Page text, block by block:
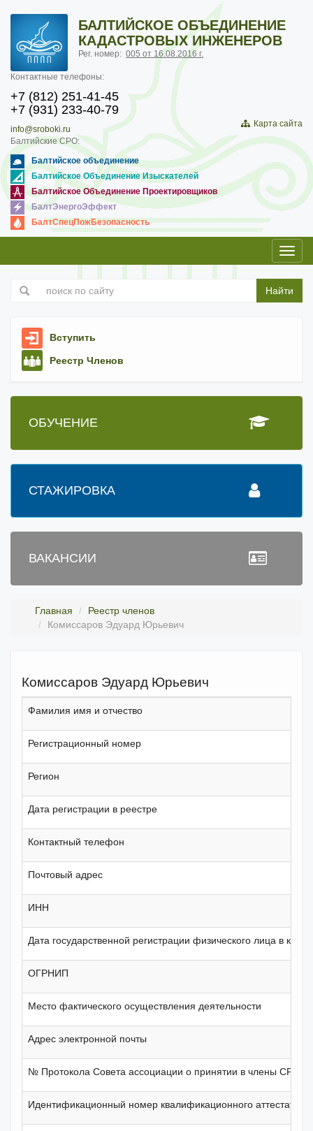
БАЛТИЙСКОЕ ОБЪЕДИНЕНИЕ
КАДАСТРОВЫХ ИНЖЕНЕРОВ
Рег. номер: 005 от 16.08.2016 г.
Контактные телефоны:
+7 (812) 251-41-45
+7 (931) 233-40-79
info@sroboki.ru
Карта сайта
Балтийские СРО:
Балтийское объединение
Балтийское Объединение Изыскателей
Балтийское Объединение Проектировщиков
БалтЭнергоЭффект
БалтСпецПожБезопасность
Найти
Вступить
Реестр Членов
ОБУЧЕНИЕ
СТАЖИРОВКА
ВАКАНСИИ
Главная
Реестр членов
Комиссаров Эдуард Юрьевич
Комиссаров Эдуард Юрьевич
Фамилия имя и отчество
Регистрационный номер
Регион
Дата регистрации в реестре
Контактный телефон
Почтовый адрес
ИНН
Дата государственной регистрации физического лица в
ОГРНИП
Место фактического осуществления деятельности
Адрес электронной почты
№ Протокола Совета ассоциации о принятии в члены СРО
Идентификационный номер квалификационного аттестата